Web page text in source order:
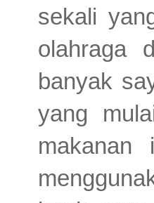
sekali
olahraga
banyak
yang
makanan